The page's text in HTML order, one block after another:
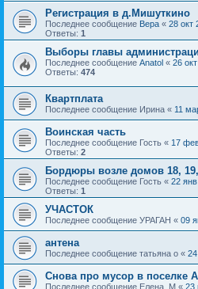
Регистрация в д.Мишуткино
Последнее сообщение Вера « 28 окт
Ответы: 1
Выборы главы
Последнее сообщение Anatol « 26
Ответы: 474
Квартплата
Последнее сообщение Ирина « 11
Воинская часть
Последнее сообщение Гость « 17
Ответы: 2
Бордюры возле домов 18,
Последнее сообщение Гость « 22
Ответы: 1
УЧАСТОК
Последнее сообщение УРАГАН « 09
антена
Последнее сообщение татьяна о «
Снова про мусор в поселке
Последнее сообщение Елена_М « 23